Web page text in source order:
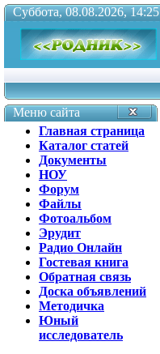
Суббота, 08.08.2026, 14:25
Меню сайта
Главная страница
Каталог статей
Документы
НОУ
Форум
Файлы
Фотоальбом
Эрудит
Радио Онлайн
Гостевая книга
Обратная связь
Доска объявлений
Методичка
Юный
исследователь